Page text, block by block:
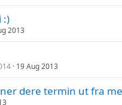
:)
2013
19 Aug 2013
dere termin ut fra